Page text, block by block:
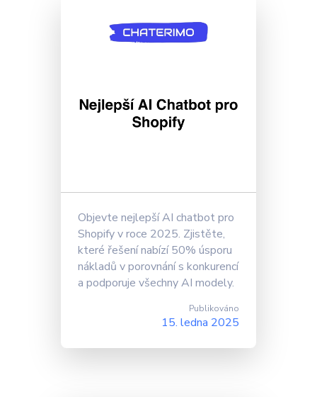
Objevte nejlepší AI chatbot pro
Shopify v roce 2025. Zjistěte,
které řešení nabízí 50% úsporu
nákladů v porovnání s konkurencí
a podporuje všechny AI modely.
Publikováno
15. ledna 2025